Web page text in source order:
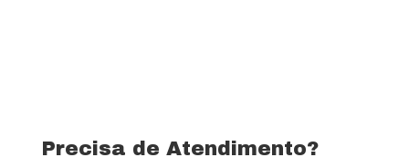
Precisa de Atendimento?